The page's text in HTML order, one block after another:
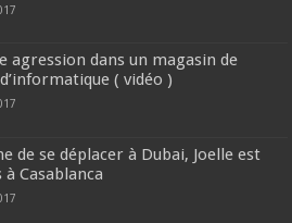
agression dans un magasin de
( vidéo )
de se déplacer à Dubai, Joelle est
Casablanca